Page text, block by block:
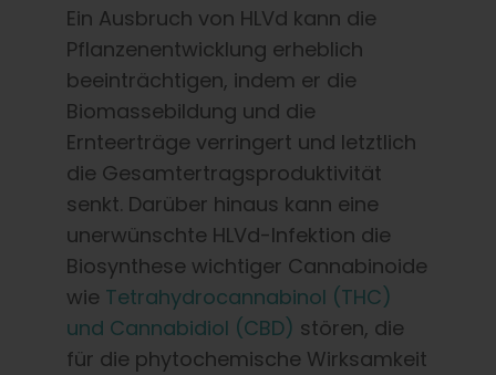
Ein Ausbruch von HLVd kann die
Pflanzenentwicklung erheblich
beeinträchtigen, indem er die
Biomassebildung und die
Ernteerträge verringert und letztlich
die Gesamtertragsproduktivität
senkt. Darüber hinaus kann eine
unerwünschte HLVd-Infektion die
Biosynthese wichtiger Cannabinoide
wie Tetrahydrocannabinol (THC)
und Cannabidiol (CBD) stören, die
für die phytochemische Wirksamkeit